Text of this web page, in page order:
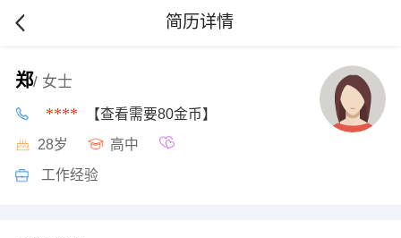
简历详情
郑/ 女士
**** 【查看需要80金币】
28岁 高中
工作经验